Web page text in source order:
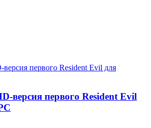
версия первого Resident Evil